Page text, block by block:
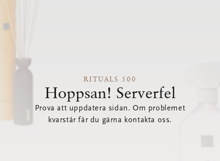
RITUALS 500
Hoppsan! Serverfel
Prova att uppdatera sidan. Om problemet
kvarstår får du gärna kontakta oss.